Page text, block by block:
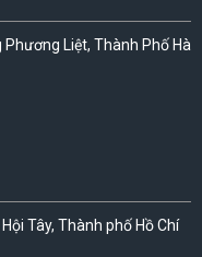
Liệt, Thành Phố Hà
Tây, Thành phố Hồ Chí